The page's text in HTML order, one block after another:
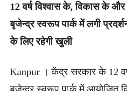
12 वर्ष विश्वास के, विकास के
बृजेन्द्र स्वरूप पार्क में लगी
के लिए रहेगी खुली
Kanpur । केंद्र सरकार के 12